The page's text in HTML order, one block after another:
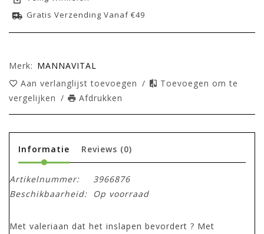
Gratis Verzending Vanaf €49
Merk: MANNAVITAL
Aan verlanglijst toevoegen /
Toevoegen om te
vergelijken / Afdrukken
Informatie Reviews (0)
Artikelnummer:
3966876
Beschikbaarheid:
Op voorraad
Met valeriaan dat het inslapen bevordert ? Met